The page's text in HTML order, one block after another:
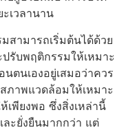
ะเวลานาน
สามารถเริ่มต้นได้ด้วย
รับพฤติกรรมให้เหมาะ
ตนเองอยู่เสมอว่าควร
ภาพแวดล้อมให้เหมาะ
เพียงพอ ซึ่งสิ่งเหล่านี้
ะยั่งยืนมากกว่า แต่